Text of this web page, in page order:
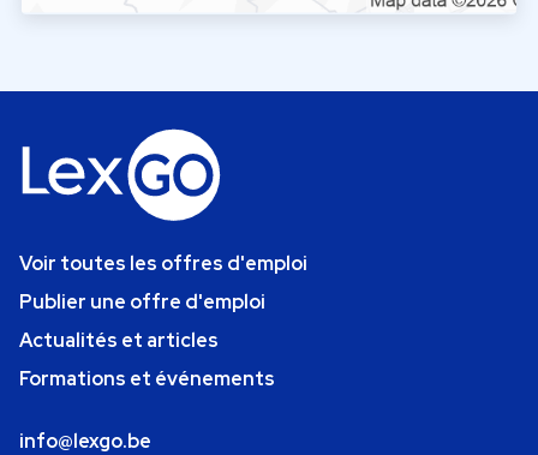
Voir toutes les offres d'emploi
Publier une offre d'emploi
Actualités et articles
Formations et événements
info@lexgo.be